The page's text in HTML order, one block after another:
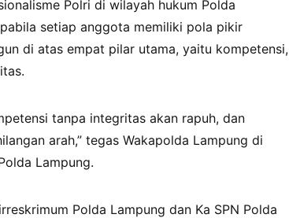
Polri di wilayah hukum Polda
setiap anggota memiliki pola pikir
di atas empat pilar utama, yaitu kompetensi,
tanpa integritas akan rapuh, dan
arah,” tegas Wakapolda Lampung di
Lampung.
Polda Lampung dan Ka SPN Polda